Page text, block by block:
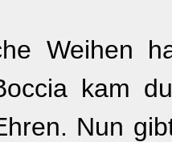
Weihen
kam
Nun